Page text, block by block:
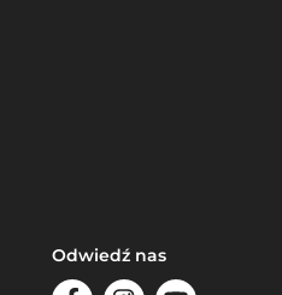
Odwiedź nas